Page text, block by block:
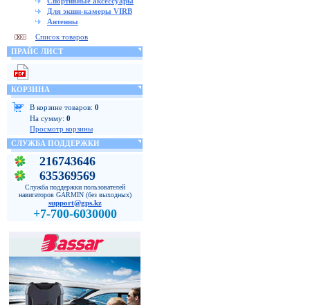
Для экшн-камеры VIRB
Антенны
Список товаров
ПРАЙС ЛИСТ
КОРЗИНА
В корзине товаров: 0
На сумму: 0
Просмотр корзины
СЛУЖБА ПОДДЕРЖКИ
216743646
635369569
Служба поддержки пользователей
навигаторов GARMIN (без выходных)
support@gps.kz
+7-700-6030000